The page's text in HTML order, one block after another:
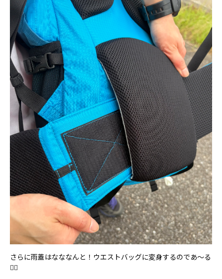
さらに雨蓋はなななんと！ウエストバッグに変身するのであ～る
🧙‍♂️